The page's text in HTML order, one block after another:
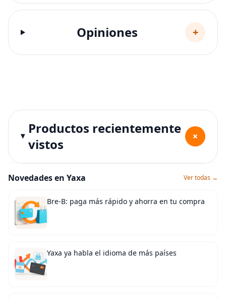
Opiniones +
Productos recientemente
vistos
+
Novedades en Yaxa Ver todas →
Bre-B: paga más rápido y ahorra en tu compra
Yaxa ya habla el idioma de más países